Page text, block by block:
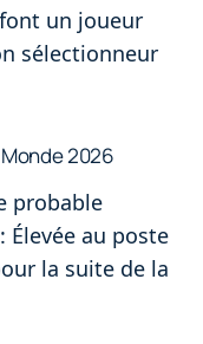
un joueur
sélectionneur
2026
probable
: Élevée au poste
la suite de la